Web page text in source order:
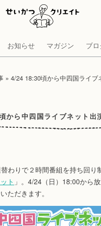
お知らせ マガジン ブ
» 4/24 18:30頃から中四国ライブ
ら中四国ライブネット出
わりで２時間番組を持ち回り
ト 」。4/24（日）18:00から
ただきます。